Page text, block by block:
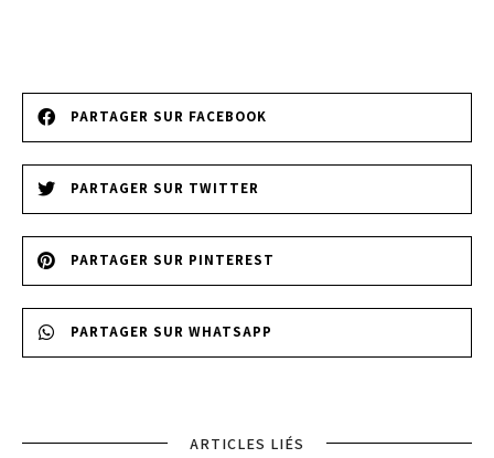
PARTAGER SUR FACEBOOK
PARTAGER SUR TWITTER
PARTAGER SUR PINTEREST
PARTAGER SUR WHATSAPP
ARTICLES LIÉS